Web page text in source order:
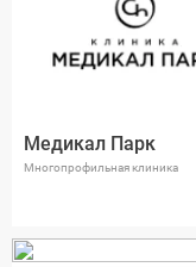
Медикал Парк
Многопрофильная клиника